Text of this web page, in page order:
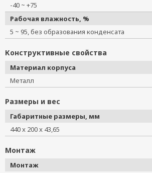
-40 ~ +75
Рабочая влажность, %
5 ~ 95, без образования конденсата
Конструктивные свойства
Материал корпуса
Металл
Размеры и вес
Габаритные размеры, мм
440 x 200 x 43,65
Монтаж
Монтаж